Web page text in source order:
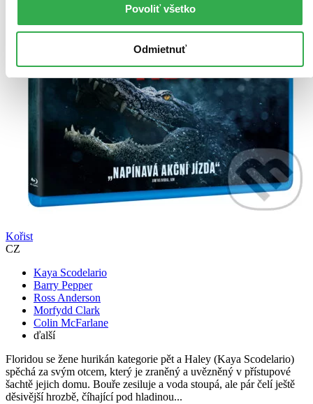
Povoliť všetko
Odmietnuť
Kořist
CZ
Kaya Scodelario
Barry Pepper
Ross Anderson
Morfydd Clark
Colin McFarlane
ďalší
Floridou se žene hurikán kategorie pět a Haley (Kaya Scodelario)
spěchá za svým otcem, který je zraněný a uvězněný v přístupové
šachtě jejich domu. Bouře zesiluje a voda stoupá, ale pár čelí ještě
děsivější hrozbě, číhající pod hladinou...